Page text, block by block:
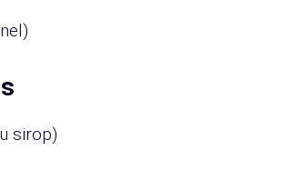
sirop)